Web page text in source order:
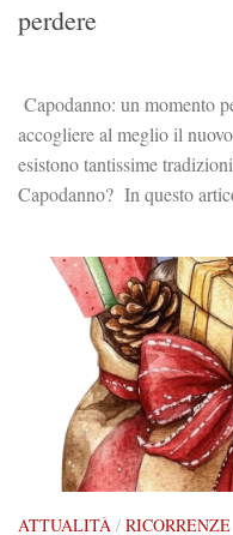
perdere
Capodanno: un momento
accogliere al meglio il
esistono tantissime
Capodanno? In questo
ATTUALITÀ / RICORRENZE